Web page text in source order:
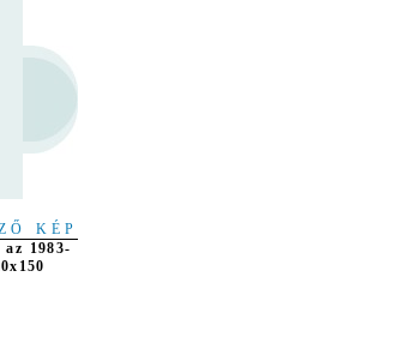
KÉP
1983-